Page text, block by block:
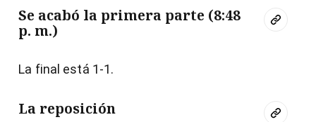
Se acabó la primera parte (8:48
p. m.)
La final está 1-1.
La reposición